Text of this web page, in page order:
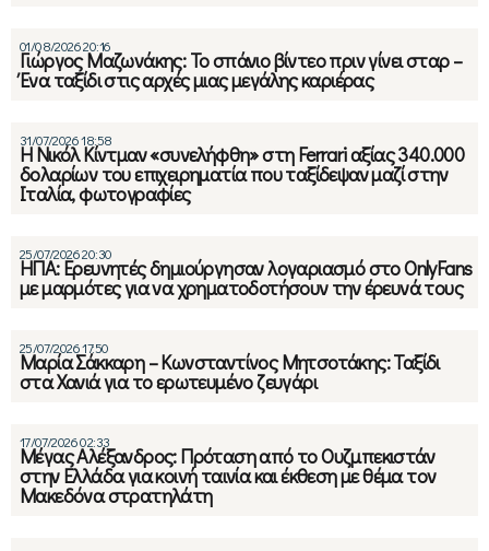
01/08/2026 20:16
Γιώργος Μαζωνάκης: Το σπάνιο βίντεο πριν γίνει σταρ –
Ένα ταξίδι στις αρχές μιας μεγάλης καριέρας
31/07/2026 18:58
Η Νικόλ Κίντμαν «συνελήφθη» στη Ferrari αξίας 340.000
δολαρίων του επιχειρηματία που ταξίδεψαν μαζί στην
Ιταλία, φωτογραφίες
25/07/2026 20:30
ΗΠΑ: Ερευνητές δημιούργησαν λογαριασμό στο OnlyFans
με μαρμότες για να χρηματοδοτήσουν την έρευνά τους
25/07/2026 17:50
Μαρία Σάκκαρη – Κωνσταντίνος Μητσοτάκης: Ταξίδι
στα Χανιά για το ερωτευμένο ζευγάρι
17/07/2026 02:33
Μέγας Αλέξανδρος: Πρόταση από το Ουζμπεκιστάν
στην Ελλάδα για κοινή ταινία και έκθεση με θέμα τον
Μακεδόνα στρατηλάτη